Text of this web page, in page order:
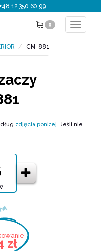
+48 12 350 60 99
0
Toggle
CM-881
zdjęcia poniżej. Jeśli nie
zł